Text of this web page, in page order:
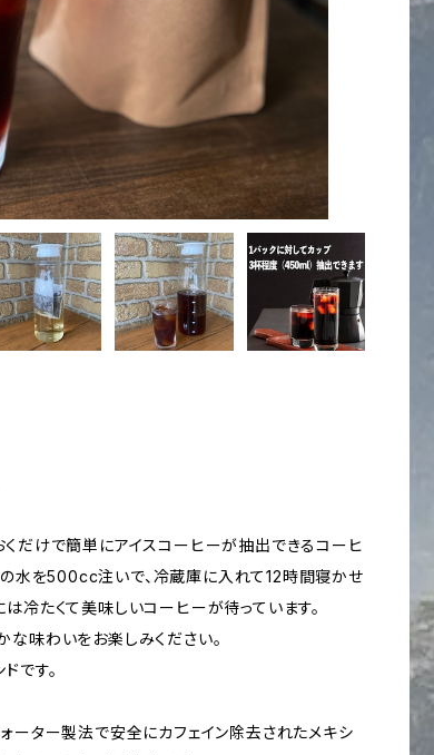
くだけで簡単にアイスコーヒーが抽出できるコーヒ
の水を500cc注いで、冷蔵庫に入れて12時間寝かせ
冷たくて美味しいコーヒーが待っています。
味わいをお楽しみください。
です。
ーター製法で安全にカフェイン除去されたメキシ